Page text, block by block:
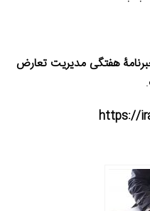
هفتگی مدیریت تعارض